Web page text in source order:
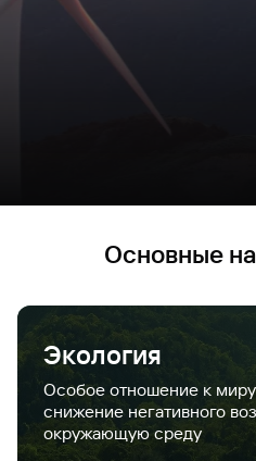
Основные
Экология
Особое отношение к миру
снижение негативного
окружающую среду